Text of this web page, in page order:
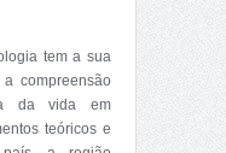
tem a sua
compreensão
da vida em
teóricos e